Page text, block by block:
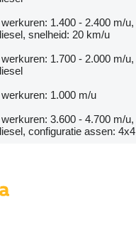
1.400 - 2.400 m/u,
snelheid: 20 km/u
1.700 - 2.000 m/u,
1.000 m/u
3.600 - 4.700 m/u,
configuratie assen: 4x4